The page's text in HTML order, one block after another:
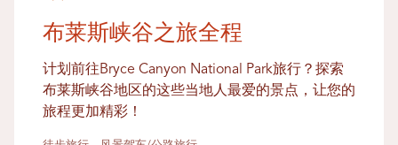
布莱斯峡谷之旅全程
计划前往Bryce Canyon National Park旅行？探索
布莱斯峡谷地区的这些当地人最爱的景点，让您的
旅程更加精彩！